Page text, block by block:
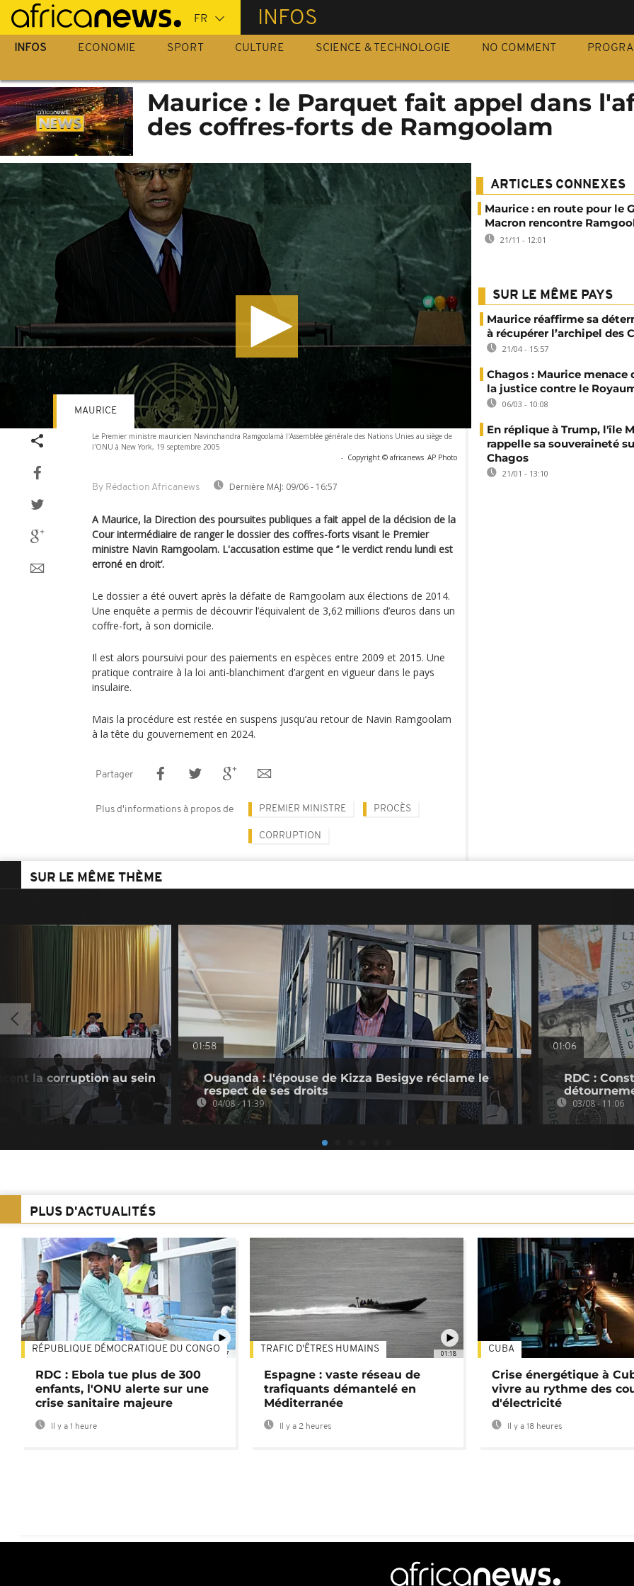
Passer
au
contenu
INFOS
INFOS ECONOMIE SPORT CULTURE SCIENCE & TECHNOLOGIE NO COMMENT
Maurice : le Parquet fait appel dans
des coffres-forts de Ramgoolam
Le Premier ministre mauricien Navinchandra Ramgoolamà l'Assemblée générale des Nations Unies au siège de
l'ONU à New York, 19 septembre 2005
- Copyright © africanews AP Photo
By Rédaction Africanews Dernière MAJ: 09/06 - 16:57
MAURICE
A Maurice, la Direction des poursuites publiques a fait appel de la décision de la
Cour intermédiaire de ranger le dossier des coffres-forts visant le Premier
ministre Navin Ramgoolam. L'accusation estime que ‘’ le verdict rendu lundi est
erroné en droit’.
Le dossier a été ouvert après la défaite de Ramgoolam aux élections de 2014.
Une enquête a permis de découvrir l’équivalent de 3,62 millions d’euros dans un
coffre-fort, à son domicile.
Il est alors poursuivi pour des paiements en espèces entre 2009 et 2015. Une
pratique contraire à la loi anti-blanchiment d’argent en vigueur dans le pays
insulaire.
Mais la procédure est restée en suspens jusqu’au retour de Navin Ramgoolam
à la tête du gouvernement en 2024.
Partager
Plus d'informations à propos de PREMIER MINISTRE PROCÈS
CORRUPTION
ARTICLES CONNEXES
Maurice : en route pour le
Macron rencontre
21/11 - 12:01
SUR LE MÊME PAYS
Maurice réaffirme sa
à récupérer l’archipel des
21/04 - 15:57
Chagos : Maurice menace
la justice contre le
06/03 - 10:08
En réplique à Trump, l'île
rappelle sa souveraineté
Chagos
21/01 - 13:10
SUR LE MÊME THÈME
la corruption au sein
01:58
Ouganda : l'épouse de Kizza Besigye réclame le
respect de ses droits
04/08 - 11:39
01:06
RDC :
03/08 - 11:06
PLUS D'ACTUALITÉS
01:47
RÉPUBLIQUE DÉMOCRATIQUE DU CONGO
RDC : Ebola tue plus de 300
enfants, l'ONU alerte sur une
crise sanitaire majeure
Il y a 1 heure
01:18
TRAFIC D'ÊTRES HUMAINS
Espagne : vaste réseau de
trafiquants démantelé en
Méditerranée
Il y a 2 heures
CUBA
Crise énergétique à
vivre au rythme des
d'électricité
Il y a 18 heures